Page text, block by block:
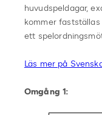
huvudspeldagar,
kommer
ett
Läs mer på
Omgång 1: